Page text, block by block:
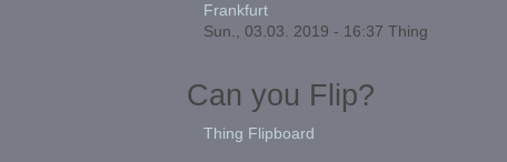
Frankfurt
Sun., 03.03. 2019 - 16:37 Thing
Can you Flip?
Thing Flipboard